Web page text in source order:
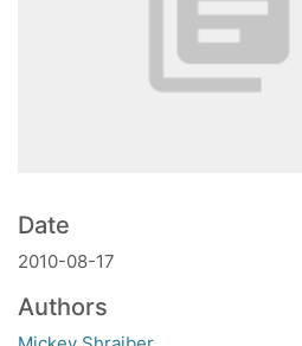
Date
2010-08-17
Authors